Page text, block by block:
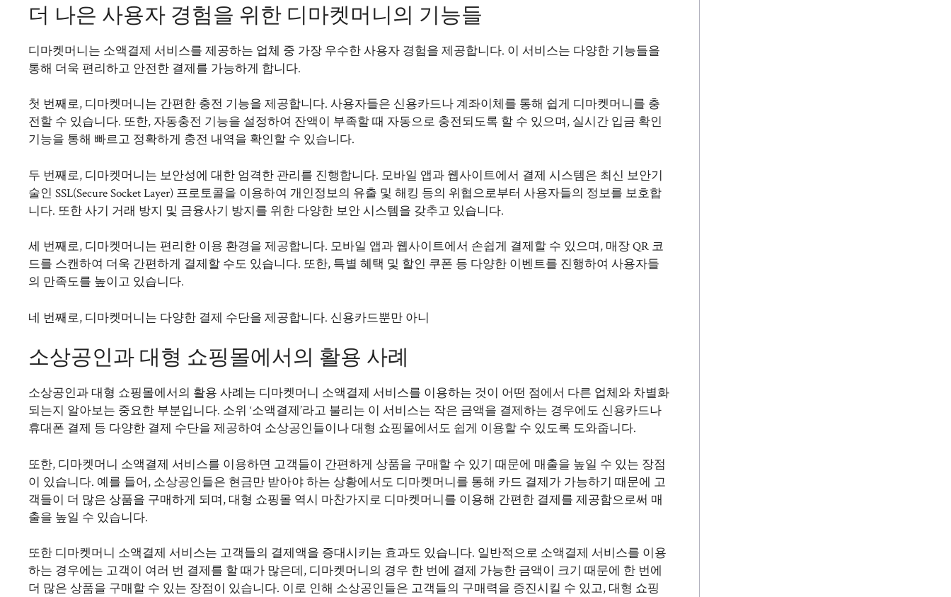
더 나은 사용자 경험을 위한 디마켓머니의 기능들
디마켓머니는 소액결제 서비스를 제공하는 업체 중 가장 우수한 사용자 경험을 제공합니다. 이 서비스는 다양한 기능들을
통해 더욱 편리하고 안전한 결제를 가능하게 합니다.
첫 번째로, 디마켓머니는 간편한 충전 기능을 제공합니다. 사용자들은 신용카드나 계좌이체를 통해 쉽게 디마켓머니를 충
전할 수 있습니다. 또한, 자동충전 기능을 설정하여 잔액이 부족할 때 자동으로 충전되도록 할 수 있으며, 실시간 입금 확인
기능을 통해 빠르고 정확하게 충전 내역을 확인할 수 있습니다.
두 번째로, 디마켓머니는 보안성에 대한 엄격한 관리를 진행합니다. 모바일 앱과 웹사이트에서 결제 시스템은 최신 보안기
술인 SSL(Secure Socket Layer) 프로토콜을 이용하여 개인정보의 유출 및 해킹 등의 위협으로부터 사용자들의 정보를 보호합
니다. 또한 사기 거래 방지 및 금융사기 방지를 위한 다양한 보안 시스템을 갖추고 있습니다.
세 번째로, 디마켓머니는 편리한 이용 환경을 제공합니다. 모바일 앱과 웹사이트에서 손쉽게 결제할 수 있으며, 매장 QR 코
드를 스캔하여 더욱 간편하게 결제할 수도 있습니다. 또한, 특별 혜택 및 할인 쿠폰 등 다양한 이벤트를 진행하여 사용자들
의 만족도를 높이고 있습니다.
네 번째로, 디마켓머니는 다양한 결제 수단을 제공합니다. 신용카드뿐만 아니
소상공인과 대형 쇼핑몰에서의 활용 사례
소상공인과 대형 쇼핑몰에서의 활용 사례는 디마켓머니 소액결제 서비스를 이용하는 것이 어떤 점에서 다른 업체와 차별화
되는지 알아보는 중요한 부분입니다. 소위 ‘소액결제’라고 불리는 이 서비스는 작은 금액을 결제하는 경우에도 신용카드나
휴대폰 결제 등 다양한 결제 수단을 제공하여 소상공인들이나 대형 쇼핑몰에서도 쉽게 이용할 수 있도록 도와줍니다.
또한, 디마켓머니 소액결제 서비스를 이용하면 고객들이 간편하게 상품을 구매할 수 있기 때문에 매출을 높일 수 있는 장점
이 있습니다. 예를 들어, 소상공인들은 현금만 받아야 하는 상황에서도 디마켓머니를 통해 카드 결제가 가능하기 때문에 고
객들이 더 많은 상품을 구매하게 되며, 대형 쇼핑몰 역시 마찬가지로 디마켓머니를 이용해 간편한 결제를 제공함으로써 매
출을 높일 수 있습니다.
또한 디마켓머니 소액결제 서비스는 고객들의 결제액을 증대시키는 효과도 있습니다. 일반적으로 소액결제 서비스를 이용
하는 경우에는 고객이 여러 번 결제를 할 때가 많은데, 디마켓머니의 경우 한 번에 결제 가능한 금액이 크기 때문에 한 번에
더 많은 상품을 구매할 수 있는 장점이 있습니다. 이로 인해 소상공인들은 고객들의 구매력을 증진시킬 수 있고, 대형 쇼핑